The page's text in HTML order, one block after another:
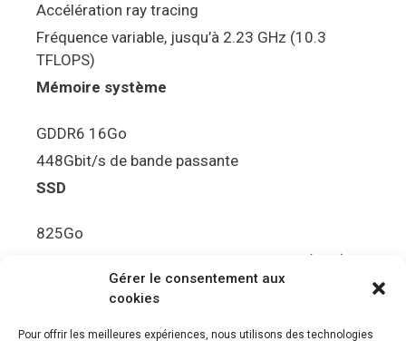
Gérer le consentement aux
cookies
Pour offrir les meilleures expériences, nous utilisons des technologies
Accélération ray tracing
Fréquence variable, jusqu’à 2.23 GHz (10.3
TFLOPS)
Mémoire système
GDDR6 16Go
448Gbit/s de bande passante
SSD
825Go
5.5Gbit/s de bande passante en lecture (Brut)
Disque de jeu PS5
Ultra HD Blu-ray™, jusqu’à 100Go/disque